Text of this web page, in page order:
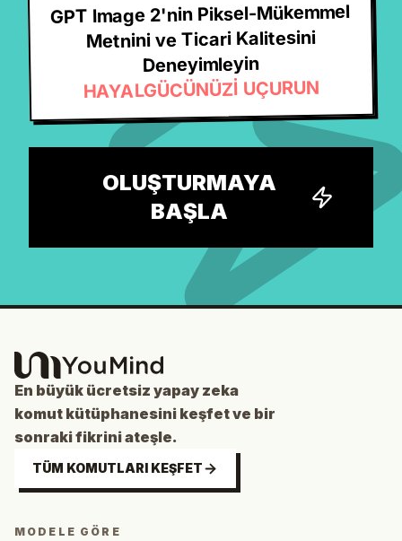
GPT Image 2'nin Piksel-Mükemmel
Metnini ve Ticari Kalitesini
Deneyimleyin
HAYALGÜCÜNÜZİ UÇURUN
OLUŞTURMAYA
BAŞLA
En büyük ücretsiz yapay zeka
komut kütüphanesini keşfet ve bir
sonraki fikrini ateşle.
TÜM KOMUTLARI KEŞFET
MODELE GÖRE